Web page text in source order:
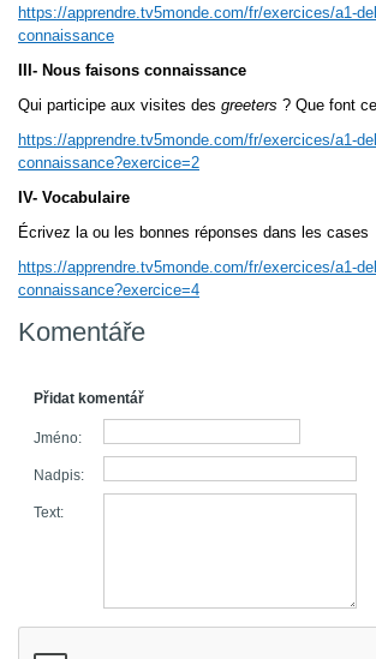
https://apprendre.tv5monde.com/fr/exercices/a1-
connaissance
III- Nous faisons connaissance
Qui participe aux visites des greeters ? Que font
https://apprendre.tv5monde.com/fr/exercices/a1-
connaissance?exercice=2
IV- Vocabulaire
Écrivez la ou les bonnes réponses dans les cases
https://apprendre.tv5monde.com/fr/exercices/a1-
connaissance?exercice=4
Komentáře
Přidat komentář
Jméno:
Nadpis:
Text: